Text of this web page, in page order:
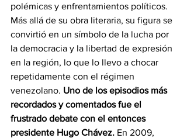
polémicas y enfrentamientos políticos.
Más allá de su obra literaria, su figura se
convirtió en un símbolo de la lucha por
la democracia y la libertad de expresión
en la región, lo que lo llevo a chocar
repetidamente con el régimen
venezolano. Uno de los episodios más
recordados y comentados fue el
frustrado debate con el entonces
presidente Hugo Chávez. En 2009,